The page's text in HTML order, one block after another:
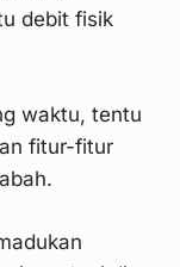
debit fisik
waktu, tentu
fitur-fitur